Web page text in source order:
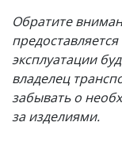
Обратите
эксплуатации
владелец
забывать о
за изделиями.